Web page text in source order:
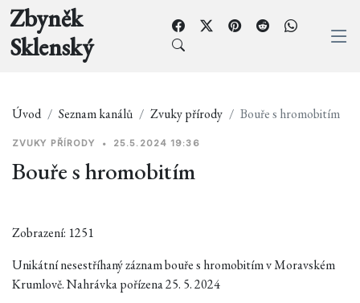
Zbyněk
Sklenský
Úvod Seznam kanálů Zvuky přírody Bouře s hromobitím
ZVUKY PŘÍRODY • 25.5.2024 19:36
Bouře s hromobitím
Zobrazení: 1251
Unikátní nesestříhaný záznam bouře s hromobitím v Moravském
Krumlově. Nahrávka pořízena 25. 5. 2024